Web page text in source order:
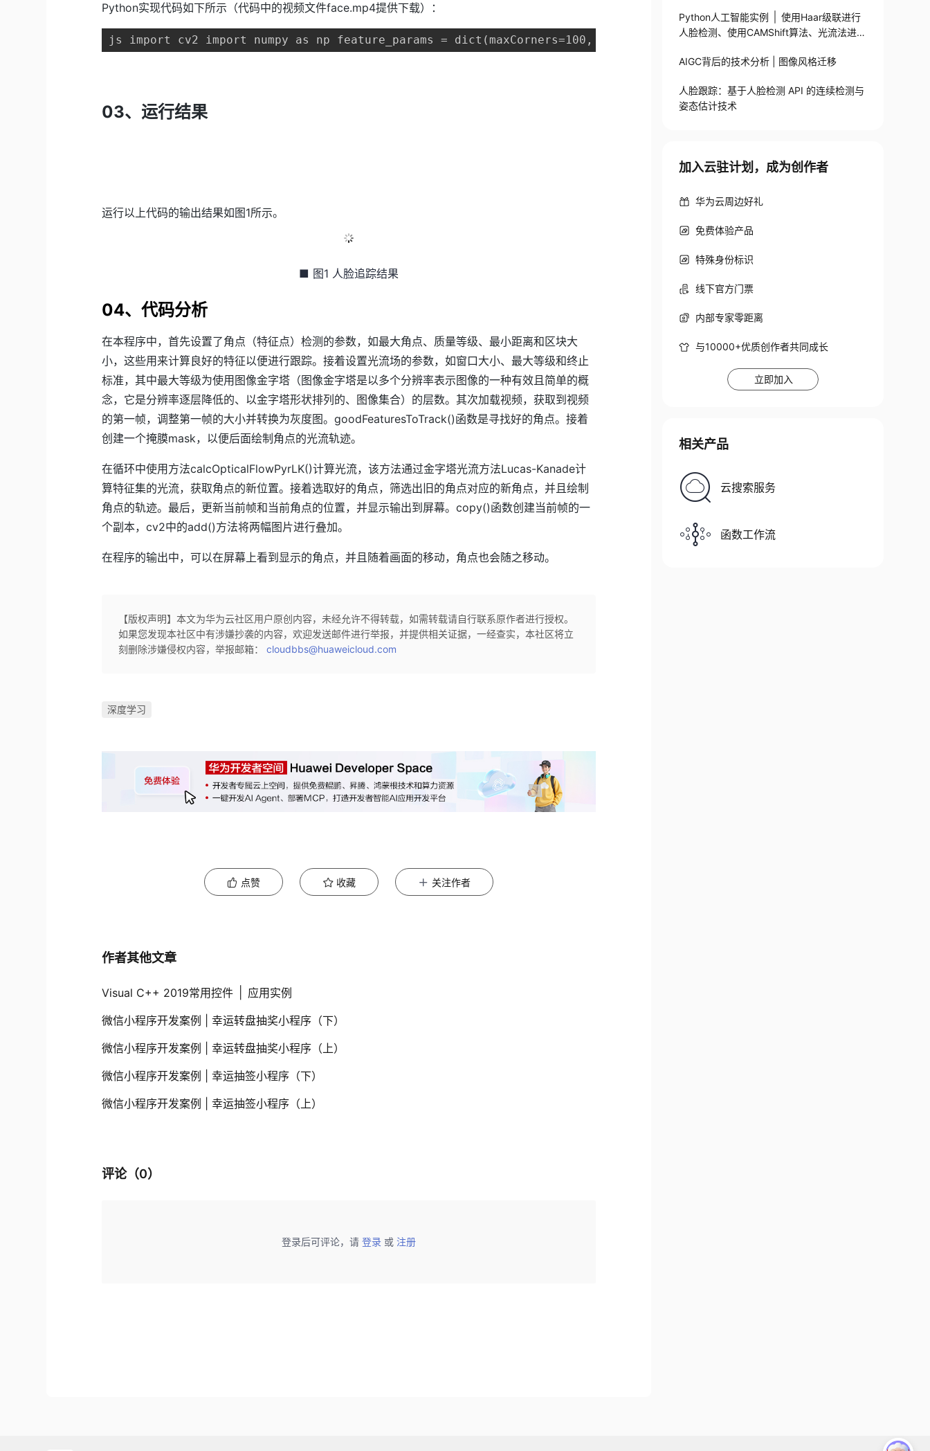
Python实现代码如下所示（代码中的视频文件face.mp4提供下载）：
js import cv2 import numpy as np feature_params = dict(maxCorners=100, qualityLevel=0.3, minDistance=7,
03、运行结果
运行以上代码的输出结果如图1所示。
■ 图1 人脸追踪结果
04、代码分析
在本程序中，首先设置了角点（特征点）检测的参数，如最大角点、质量等级、最小距离和区块大
小，这些用来计算良好的特征以便进行跟踪。接着设置光流场的参数，如窗口大小、最大等级和终止
标准，其中最大等级为使用图像金字塔（图像金字塔是以多个分辨率表示图像的一种有效且简单的概
念，它是分辨率逐层降低的、以金字塔形状排列的、图像集合）的层数。其次加载视频，获取到视频
的第一帧，调整第一帧的大小并转换为灰度图。goodFeaturesToTrack()函数是寻找好的角点。接着
创建一个掩膜mask，以便后面绘制角点的光流轨迹。
在循环中使用方法calcOpticalFlowPyrLK()计算光流，该方法通过金字塔光流方法Lucas-Kanade计
算特征集的光流，获取角点的新位置。接着选取好的角点，筛选出旧的角点对应的新角点，并且绘制
角点的轨迹。最后，更新当前帧和当前角点的位置，并显示输出到屏幕。copy()函数创建当前帧的一
个副本，cv2中的add()方法将两幅图片进行叠加。
在程序的输出中，可以在屏幕上看到显示的角点，并且随着画面的移动，角点也会随之移动。
【版权声明】本文为华为云社区用户原创内容，未经允许不得转载，如需转载请自行联系原作者进行授权。
如果您发现本社区中有涉嫌抄袭的内容，欢迎发送邮件进行举报，并提供相关证据，一经查实，本社区将立
刻删除涉嫌侵权内容，举报邮箱：cloudbbs@huaweicloud.com
深度学习
点赞 收藏 关注作者
作者其他文章
Visual C++ 2019常用控件 │ 应用实例
微信小程序开发案例 | 幸运转盘抽奖小程序（下）
微信小程序开发案例 | 幸运转盘抽奖小程序（上）
微信小程序开发案例 | 幸运抽签小程序（下）
微信小程序开发案例 | 幸运抽签小程序（上）
评论（0）
登录后可评论，请 登录 或 注册
Python人工智能实例 │ 使用Haar级联进行
人脸检测、使用CAMShift算法、光流法进行
AIGC背后的技术分析 | 图像风格迁移
人脸跟踪：基于人脸检测 API 的连续检测与
姿态估计技术
加入云驻计划，成为创作者
华为云周边好礼
免费体验产品
特殊身份标识
线下官方门票
内部专家零距离
与10000+优质创作者共同成长
立即加入
相关产品
云搜索服务
函数工作流